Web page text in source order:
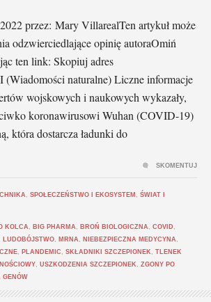
przez: Mary VillarealTen artykuł może
odzwierciedlające opinię autoraOmiń
ten link: Skopiuj adres
naturalne) Liczne informacje
wojskowych i naukowych wykazały,
koronawirusowi Wuhan (COVID-19)
która dostarcza ładunki do
SPOŁECZEŃSTWO I EKOSYSTEM
ŚWIAT I
KOLCA BIG PHARMA BROŃ BIOLOGICZNA COVID
LUDOBÓJSTWO MRNA NIEBEZPIECZNA MEDYCYNA
PLANDEMIC SKŁADNIKI SZCZEPIONEK
TLENEK
USZKODZENIA SZCZEPIONEK
ZGONY PO
GENÓW
SKOMENTUJ